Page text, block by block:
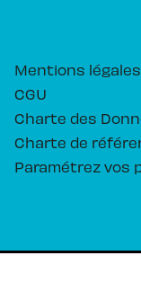
Mentions légales
CGU
Charte des
Charte de
Paramétrez vos